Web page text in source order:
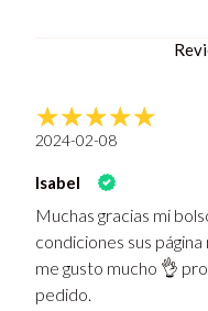
2024-02-08
Isabel
Muchas gracias mi
condiciones sus
me gusto mucho 👌
pedido.